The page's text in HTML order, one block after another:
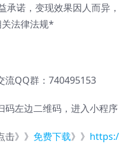
诺，变现效果因人而异
法律法规*
流QQ群：740495153
码左边二维码，进入小程
击》》 免费下载》》